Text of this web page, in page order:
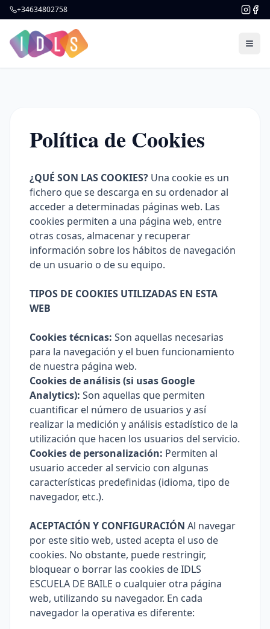
+34634802758
Política de Cookies
¿QUÉ SON LAS COOKIES? Una cookie es un
fichero que se descarga en su ordenador al
acceder a determinadas páginas web. Las
cookies permiten a una página web, entre
otras cosas, almacenar y recuperar
información sobre los hábitos de navegación
de un usuario o de su equipo.
TIPOS DE COOKIES UTILIZADAS EN ESTA
WEB
Cookies técnicas: Son aquellas necesarias
para la navegación y el buen funcionamiento
de nuestra página web.
Cookies de análisis (si usas Google
Analytics): Son aquellas que permiten
cuantificar el número de usuarios y así
realizar la medición y análisis estadístico de la
utilización que hacen los usuarios del servicio.
Cookies de personalización: Permiten al
usuario acceder al servicio con algunas
características predefinidas (idioma, tipo de
navegador, etc.).
ACEPTACIÓN Y CONFIGURACIÓN Al navegar
por este sitio web, usted acepta el uso de
cookies. No obstante, puede restringir,
bloquear o borrar las cookies de IDLS
ESCUELA DE BAILE o cualquier otra página
web, utilizando su navegador. En cada
navegador la operativa es diferente: